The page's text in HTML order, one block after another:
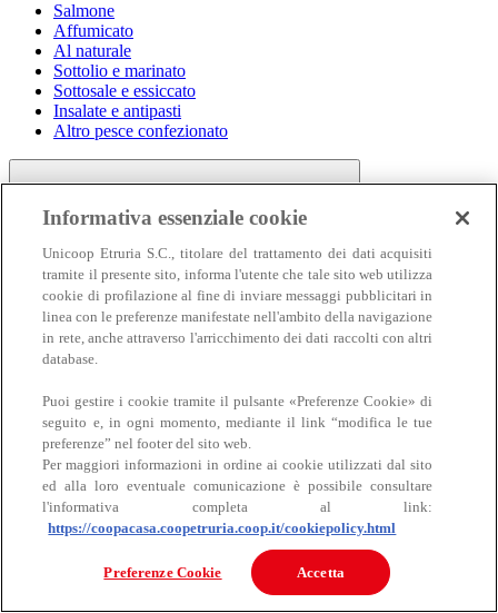
Salmone
Affumicato
Al naturale
Sottolio e marinato
Sottosale e essiccato
Insalate e antipasti
Altro pesce confezionato
Carne
Carne
Bovino
Informativa essenziale cookie
Unicoop Etruria S.C., titolare del trattamento dei dati acquisiti
tramite il presente sito, informa l'utente che tale sito web utilizza
cookie di profilazione al fine di inviare messaggi pubblicitari in
linea con le preferenze manifestate nell'ambito della navigazione
in rete, anche attraverso l'arricchimento dei dati raccolti con altri
database.
Puoi gestire i cookie tramite il pulsante «Preferenze Cookie» di
seguito e, in ogni momento, mediante il link “modifica le tue
preferenze” nel footer del sito web.
Per maggiori informazioni in ordine ai cookie utilizzati dal sito
ed alla loro eventuale comunicazione è possibile consultare
l'informativa completa al link:
https://coopacasa.coopetruria.coop.it/cookiepolicy.html
Preferenze Cookie Accetta